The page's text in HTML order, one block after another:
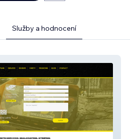
Služby a hodnocení